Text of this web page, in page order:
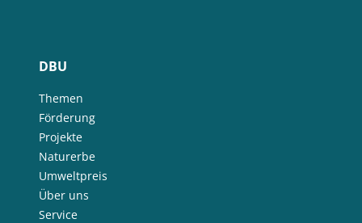
DBU
Themen
Förderung
Projekte
Naturerbe
Umweltpreis
Über uns
Service